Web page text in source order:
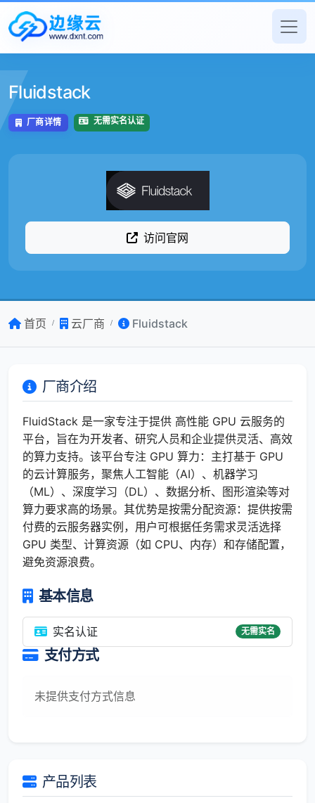
Fluidstack
厂商详情 无需实名认证
访问官网
首页 云厂商 Fluidstack
厂商介绍
FluidStack 是一家专注于提供 高性能 GPU 云服务的
平台，旨在为开发者、研究人员和企业提供灵活、高效
的算力支持。该平台专注 GPU 算力：主打基于 GPU
的云计算服务，聚焦人工智能（AI）、机器学习
（ML）、深度学习（DL）、数据分析、图形渲染等对
算力要求高的场景。其优势是按需分配资源：提供按需
付费的云服务器实例，用户可根据任务需求灵活选择
GPU 类型、计算资源（如 CPU、内存）和存储配置，
避免资源浪费。
基本信息
实名认证 无需实名
支付方式
未提供支付方式信息
产品列表